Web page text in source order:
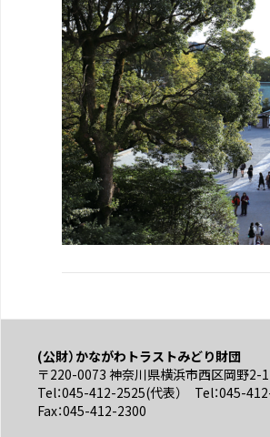
(公財）かながわトラストみどり財団
〒220-0073 神奈川県横浜市西区岡野2-
Tel：045-412-2525(代表） Tel：045-
Fax：045-412-2300